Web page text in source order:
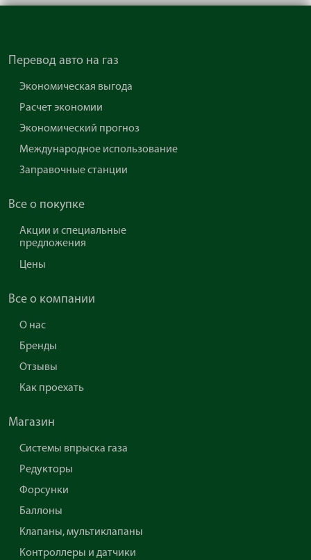
Перевод авто на газ
Экономическая выгода
Расчет экономии
Экономический прогноз
Международное использование
Заправочные станции
Все о покупке
Акции и специальные
предложения
Цены
Все о компании
О нас
Бренды
Отзывы
Как проехать
Магазин
Системы впрыска газа
Редукторы
Форсунки
Баллоны
Клапаны, мультиклапаны
Контроллеры и датчики